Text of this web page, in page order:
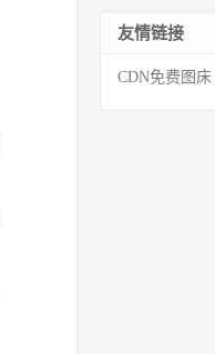
友情链接
CDN免费图床